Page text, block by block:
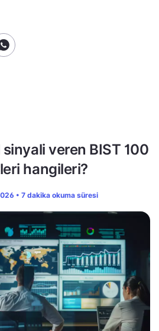
veren BIST 100
hangileri?
• 7 dakika okuma süresi